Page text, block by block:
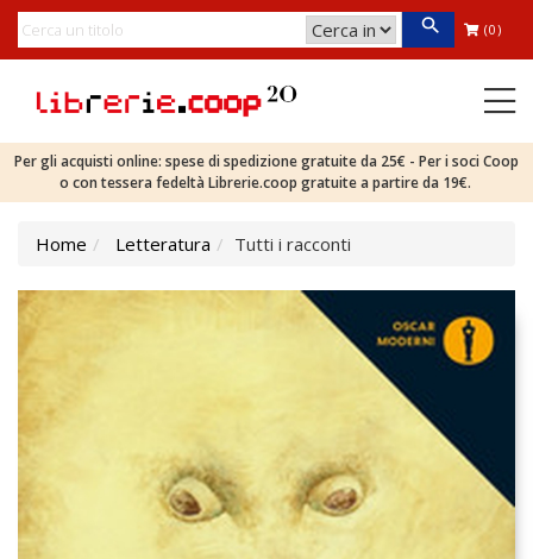
(0)
Per gli acquisti online: spese di spedizione gratuite da 25€ - Per i soci Coop
o con tessera fedeltà Librerie.coop gratuite a partire da 19€.
Home Letteratura Tutti i racconti